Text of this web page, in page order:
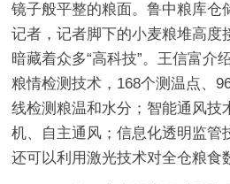
镜子般平整的粮面。鲁中粮库仓
记者，记者脚下的小麦粮堆高度
暗藏着众多“高科技”。王信富介
粮情检测技术，168个测温点、
线检测粮温和水分；智能通风技
机、自主通风；信息化透明监管
还可以利用激光技术对全仓粮